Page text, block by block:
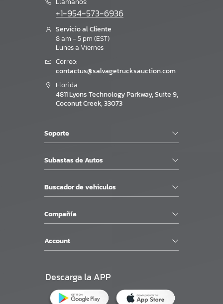
+1-954-573-6936
Servicio al Cliente
8 am - 5 pm (EST)
Lunes a Viernes
Correo:
contactus@salvagetrucksauction.com
Florida
4811 Lyons Technology Parkway, Suite 9,
Coconut Creek, 33073
Soporte
Subastas de Autos
Buscador de vehiculos
Compañía
Account
Descarga la APP